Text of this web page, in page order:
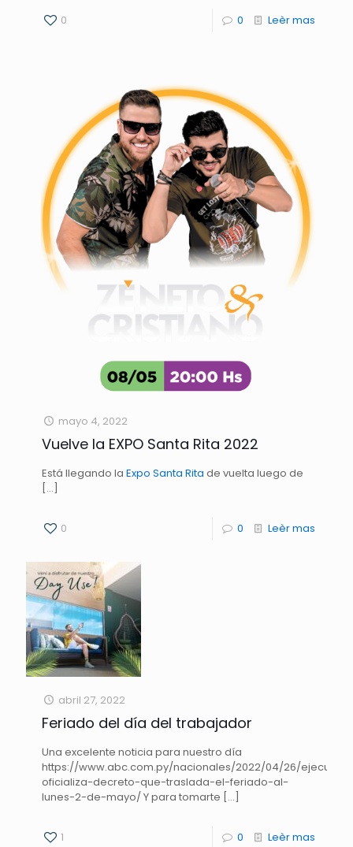
0 0 Leèr mas
mayo 4, 2022
Vuelve la EXPO Santa Rita 2022
Está llegando la Expo Santa Rita de vuelta luego de
[…]
0 0 Leèr mas
abril 27, 2022
Feriado del día del trabajador
Una excelente noticia para nuestro día
https://www.abc.com.py/nacionales/2022/04/26/ejecutivo-
oficializa-decreto-que-traslada-el-feriado-al-
lunes-2-de-mayo/ Y para tomarte […]
1 0 Leèr mas